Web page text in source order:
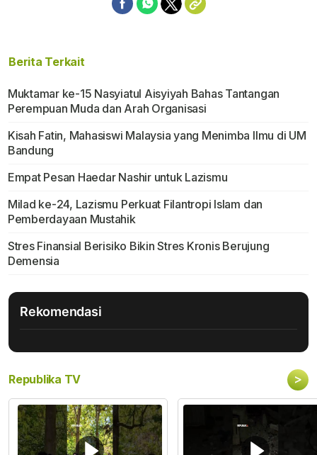
Berita Terkait
Muktamar ke-15 Nasyiatul Aisyiyah Bahas Tantangan
Perempuan Muda dan Arah Organisasi
Kisah Fatin, Mahasiswi Malaysia yang Menimba Ilmu di UM
Bandung
Empat Pesan Haedar Nashir untuk Lazismu
Milad ke-24, Lazismu Perkuat Filantropi Islam dan
Pemberdayaan Mustahik
Stres Finansial Berisiko Bikin Stres Kronis Berujung
Demensia
Rekomendasi
Republika TV >